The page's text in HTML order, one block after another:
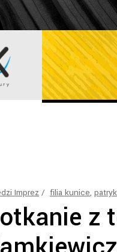
Imprez filia kunice,
z